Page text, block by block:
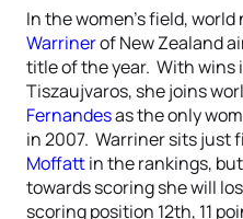
In the women’s field,
Warrinerof New Zealand
title of the year. With wins
Tiszaujvaros, she joins
Fernandesas the only
in 2007. Warriner sits just
Moffattin the rankings,
towards scoring she will
scoring position 12th, 11